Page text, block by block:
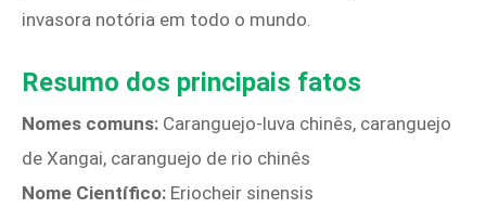
invasora notória em todo o mundo.
Resumo dos principais fatos
Nomes comuns: Caranguejo-luva chinês, caranguejo
de Xangai, caranguejo de rio chinês
Nome Científico: Eriocheir sinensis